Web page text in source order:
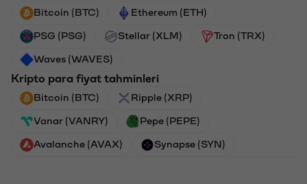
Bitcoin (BTC) Ethereum (ETH)
PSG (PSG) Stellar (XLM) Tron (TRX)
Waves (WAVES)
Kripto para fiyat tahminleri
Bitcoin (BTC) Ripple (XRP)
Vanar (VANRY) Pepe (PEPE)
Avalanche (AVAX) Synapse (SYN)